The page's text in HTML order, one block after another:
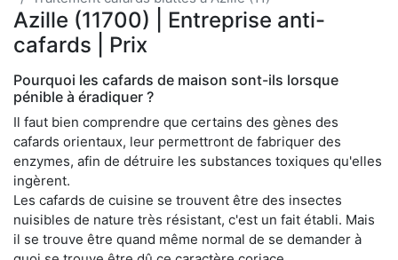
Azille (11700) | Entreprise anti-
cafards | Prix
Pourquoi les cafards de maison sont-ils lorsque
pénible à éradiquer ?
Il faut bien comprendre que certains des gènes des
cafards orientaux, leur permettront de fabriquer des
enzymes, afin de détruire les substances toxiques qu'elles
ingèrent.
Les cafards de cuisine se trouvent être des insectes
nuisibles de nature très résistant, c'est un fait établi. Mais
il se trouve être quand même normal de se demander à